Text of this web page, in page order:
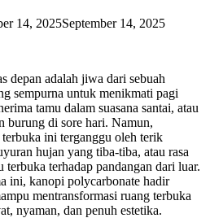
14, 2025September 14, 2025
depan adalah jiwa dari sebuah
sempurna untuk menikmati pagi
tamu dalam suasana santai, atau
burung di sore hari. Namun,
ini terganggu oleh terik
hujan yang tiba-tiba, atau rasa
terhadap pandangan dari luar.
ini, kanopi polycarbonate hadir
mentransformasi ruang terbuka
nyaman, dan penuh estetika.